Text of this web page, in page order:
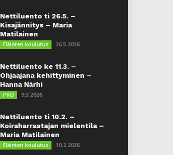
Nettiluento ti 26.5. –
Kisajännitys – Maria
Matilainen
Eläinten koulutus 26.5.2026
Nettiluento ke 11.3. –
Ohjaajana kehittyminen –
Hanna Närhi
PRO 9.3.2026
Nettiluento ti 10.2. –
Koiraharrastajan mielentila –
Maria Matilainen
Eläinten koulutus 10.2.2026